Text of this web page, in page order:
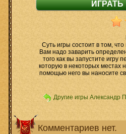
Суть игры состоит в том,
Вам надо заварить
того как вы запустите игру
которую в некоторых местах
помощью него вы наносите
Другие игры Александр
Комментариев нет.